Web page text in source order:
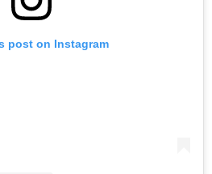
post on Instagram